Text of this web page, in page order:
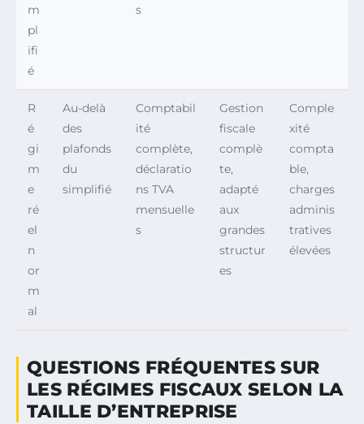
m
pl
ifi
é
s
R
é
gi
m
e
ré
el
n
or
m
al
Au-delà
des
plafonds
du
simplifié
Comptabil
ité
complète,
déclaratio
ns TVA
mensuelle
s
Gestion
fiscale
complè
te,
adapté
aux
grandes
structur
es
Comple
xité
compta
ble,
charges
adminis
tratives
élevées
QUESTIONS FRÉQUENTES SUR
LES RÉGIMES FISCAUX SELON LA
TAILLE D’ENTREPRISE